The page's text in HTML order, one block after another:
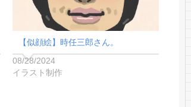
【似顔絵】時任三郎さん。
08/28/2024
イラスト制作